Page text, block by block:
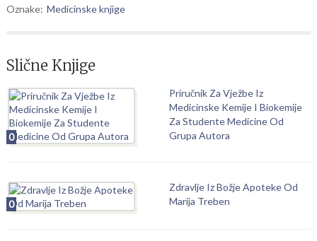
Oznake: Medicinske knjige
Slične Knjige
0
Priručnik Za Vježbe Iz
Medicinske Kemije I Biokemije
Za Studente Medicine Od
Grupa Autora
0
Zdravlje Iz Božje Apoteke Od
Marija Treben